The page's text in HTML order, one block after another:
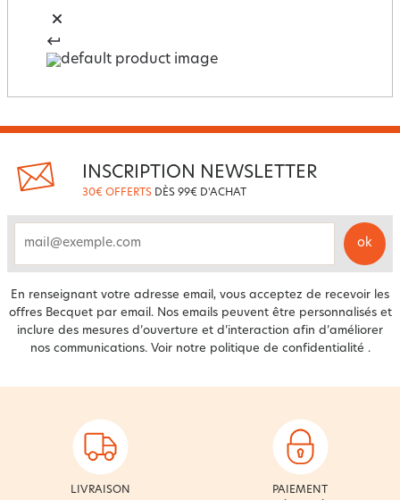
INSCRIPTION NEWSLETTER
30€ OFFERTS DÈS 99€ D'ACHAT
ok
En renseignant votre adresse email, vous acceptez de recevoir les
offres Becquet par email. Nos emails peuvent être personnalisés et
inclure des mesures d’ouverture et d’interaction afin d’améliorer
nos communications. Voir notre politique de confidentialité .
LIVRAISON
PAIEMENT